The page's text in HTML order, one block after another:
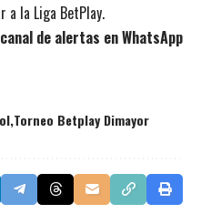
a la Liga BetPlay.
de alertas en WhatsApp
Torneo Betplay Dimayor